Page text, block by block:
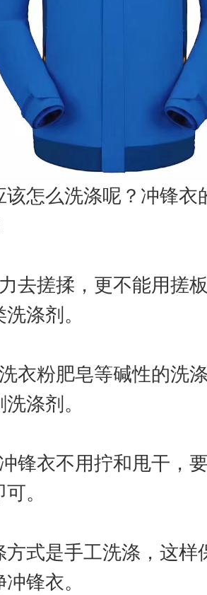
该怎么洗涤呢？冲锋衣
去搓揉，更不能用搓
涤剂。
衣粉肥皂等碱性的洗
涤剂。
锋衣不用拧和甩干，
。
方式是手工洗涤，这样
锋衣。